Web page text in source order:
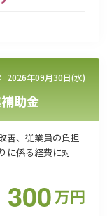
2026年09月30日(水)
助金
善、従業員の負担
に係る経費に対
300万円